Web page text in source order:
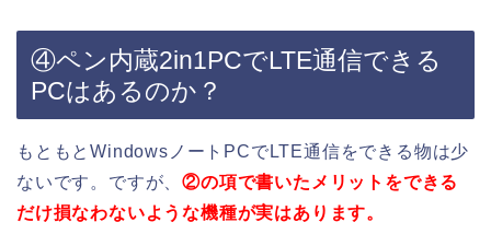
④ペン内蔵2in1PCでLTE通信できる
PCはあるのか？
もともとWindowsノートPCでLTE通信をできる物は少
ないです。ですが、②の項で書いたメリットをできる
だけ損なわないような機種が実はあります。